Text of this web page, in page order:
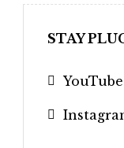
STAY
YouTube